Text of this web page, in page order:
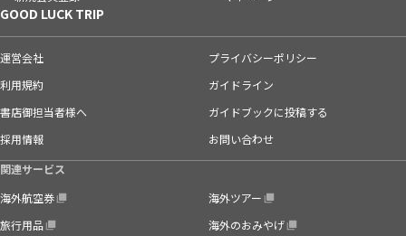
GOOD LUCK TRIP
運営会社
プライバシーポリシー
利用規約
ガイドライン
書店御担当者様へ
ガイドブックに投稿する
採用情報
お問い合わせ
関連サービス
海外航空券
海外ツアー
旅行用品
海外のおみやげ